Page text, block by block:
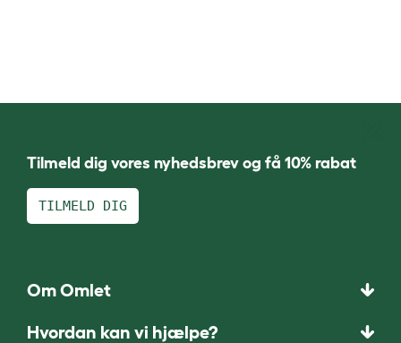
Tilmeld dig vores nyhedsbrev og få 10% rabat
TILMELD DIG
Om Omlet
Hvordan kan vi hjælpe?